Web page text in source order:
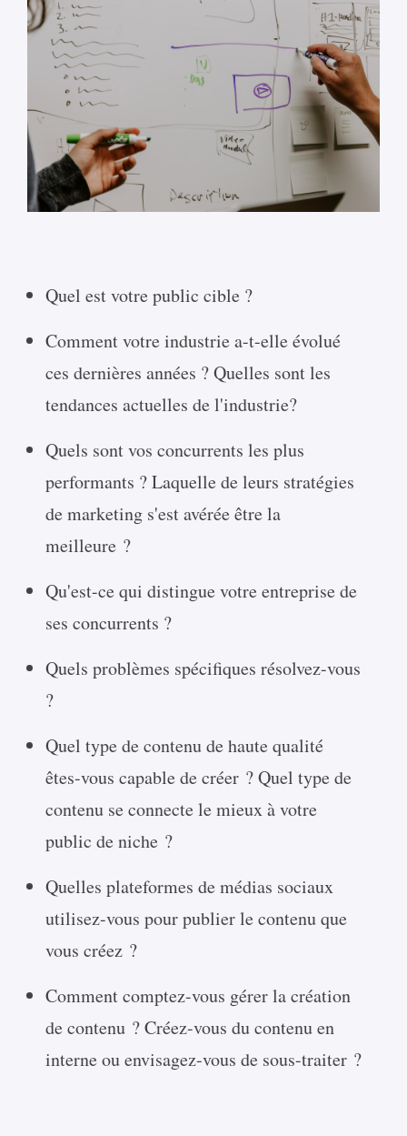
Quel est votre public cible ?
Comment votre industrie a-t-elle évolué
ces dernières années ? Quelles sont les
tendances actuelles de l'industrie?
Quels sont vos concurrents les plus
performants ? Laquelle de leurs stratégies
de marketing s'est avérée être la
meilleure ?
Qu'est-ce qui distingue votre entreprise de
ses concurrents ?
Quels problèmes spécifiques résolvez-vous
?
Quel type de contenu de haute qualité
êtes-vous capable de créer ? Quel type de
contenu se connecte le mieux à votre
public de niche ?
Quelles plateformes de médias sociaux
utilisez-vous pour publier le contenu que
vous créez ?
Comment comptez-vous gérer la création
de contenu ? Créez-vous du contenu en
interne ou envisagez-vous de sous-traiter ?